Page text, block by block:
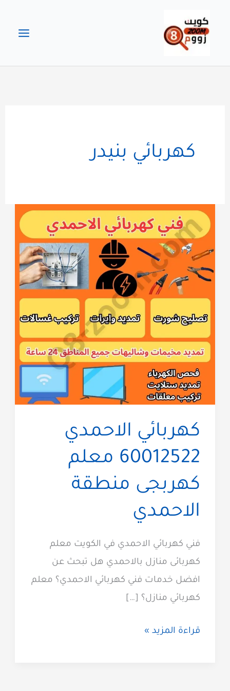
المحتوى
كهربائي بنيدر
كهربائي الاحمدي
60012522 معلم
كهربجى منطقة
الاحمدي
فني كهربائي الاحمدي في الكويت معلم
كهربائى منازل بالاحمدي هل تبحث عن
افضل خدمات فني كهربائي الاحمدي؟ معلم
كهربائي منازل؟ […]
كهربائي
قراءة المزيد »